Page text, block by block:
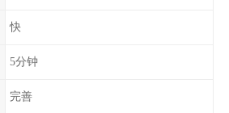
快
5分钟
完善